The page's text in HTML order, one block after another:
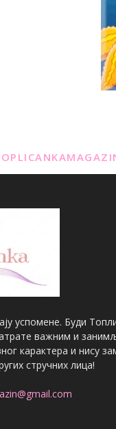
успомене. Буди
важним и
карактера и нису
стручних лица!